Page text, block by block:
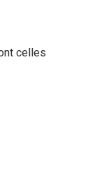
celles